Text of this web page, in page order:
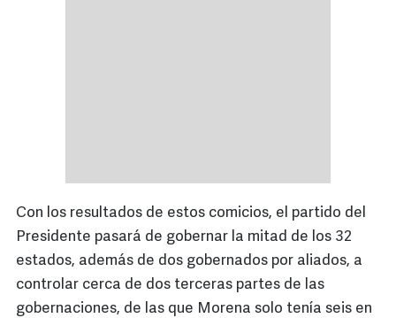
Con los resultados de estos comicios, el partido del
Presidente pasará de gobernar la mitad de los 32
estados, además de dos gobernados por aliados, a
controlar cerca de dos terceras partes de las
gobernaciones, de las que Morena solo tenía seis en